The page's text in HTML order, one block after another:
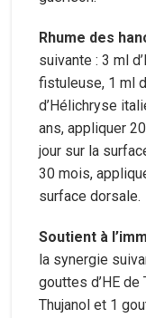
Rhume des
suivante : 3 ml
fistuleuse, 1 ml
d’Hélichryse
ans, appliquer
jour sur la
30 mois,
surface dorsale.
Soutient à
la synergie
gouttes d’HE de
Thujanol et 1